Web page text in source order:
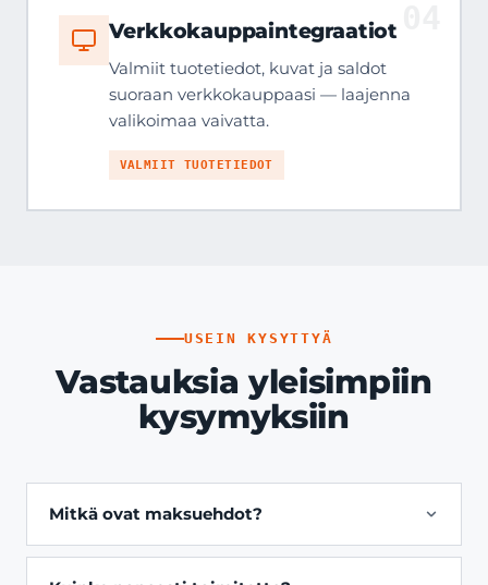
Verkkokauppaintegraatiot
Valmiit tuotetiedot, kuvat ja saldot
suoraan verkkokauppaasi — laajenna
valikoimaa vaivatta.
VALMIIT TUOTETIEDOT
USEIN KYSYTTYÄ
Vastauksia yleisimpiin
kysymyksiin
Mitkä ovat maksuehdot?